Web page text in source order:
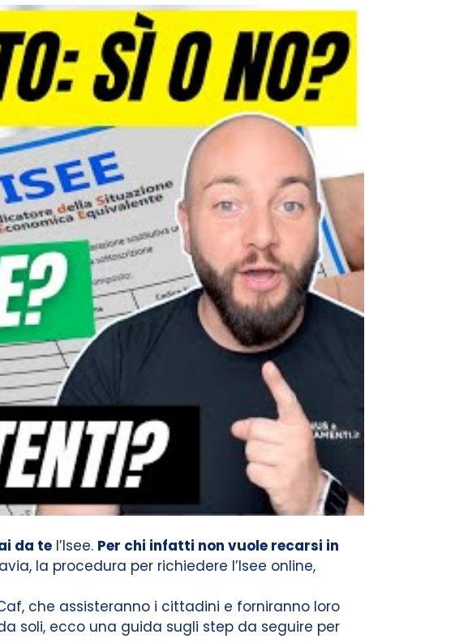
da te l’Isee. Per chi infatti non vuole recarsi in
la procedura per richiedere l’Isee online,
che assisteranno i cittadini e forniranno loro
soli, ecco una guida sugli step da seguire per